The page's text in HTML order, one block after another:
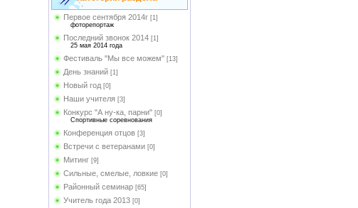
Первое сентября 2014г [1]
фоторепортаж
Последний звонок 2014 [1]
25 мая 2014 года
Фестиваль "Мы все можем" [13]
День знаний [1]
Новый год [0]
Наши учителя [3]
Конкурс "А ну-ка, парни" [0]
Спортивные соревнования
Конференция отцов [3]
Встречи с ветеранами [0]
Митинг [9]
Сильные, смелые, ловкие [0]
Районный семинар [65]
Учитель года 2013 [0]